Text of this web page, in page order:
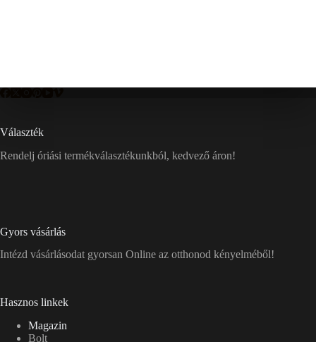
Választék
Rendelj óriási termékválasztékunkból, kedvező áron!
Gyors vásárlás
Intézd vásárlásodat gyorsan Online az otthonod kényelméből!
Hasznos linkek
Magazin
Bolt